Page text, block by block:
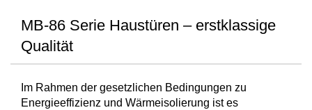
MB-86 Serie Haustüren – erstklassige
Qualität
Im Rahmen der gesetzlichen Bedingungen zu
Energieeffizienz und Wärmeisolierung ist es